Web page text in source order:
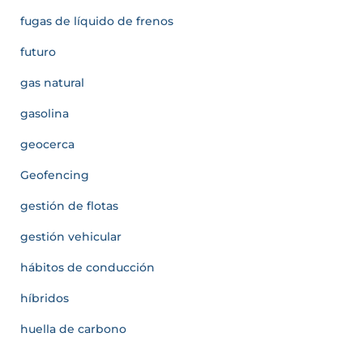
fugas de líquido de frenos
futuro
gas natural
gasolina
geocerca
Geofencing
gestión de flotas
gestión vehicular
hábitos de conducción
híbridos
huella de carbono